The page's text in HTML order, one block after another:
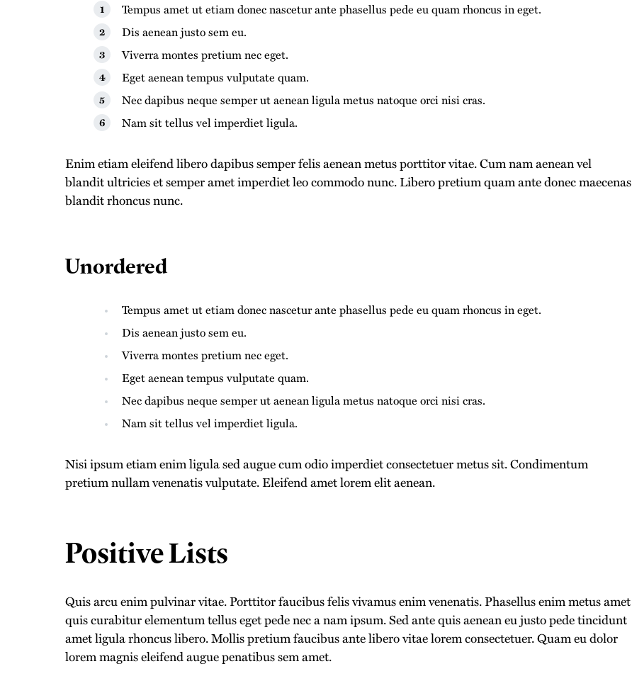
Tempus amet ut etiam donec nascetur ante phasellus pede eu quam rhoncus in eget.
Dis aenean justo sem eu.
Viverra montes pretium nec eget.
Eget aenean tempus vulputate quam.
Nec dapibus neque semper ut aenean ligula metus natoque orci nisi cras.
Nam sit tellus vel imperdiet ligula.
Enim etiam eleifend libero dapibus semper felis aenean metus porttitor vitae. Cum nam aenean vel
blandit ultricies et semper amet imperdiet leo commodo nunc. Libero pretium quam ante donec maecenas
blandit rhoncus nunc.
Unordered
Tempus amet ut etiam donec nascetur ante phasellus pede eu quam rhoncus in eget.
Dis aenean justo sem eu.
Viverra montes pretium nec eget.
Eget aenean tempus vulputate quam.
Nec dapibus neque semper ut aenean ligula metus natoque orci nisi cras.
Nam sit tellus vel imperdiet ligula.
Nisi ipsum etiam enim ligula sed augue cum odio imperdiet consectetuer metus sit. Condimentum
pretium nullam venenatis vulputate. Eleifend amet lorem elit aenean.
Positive Lists
Quis arcu enim pulvinar vitae. Porttitor faucibus felis vivamus enim venenatis. Phasellus enim metus amet
quis curabitur elementum tellus eget pede nec a nam ipsum. Sed ante quis aenean eu justo pede tincidunt
amet ligula rhoncus libero. Mollis pretium faucibus ante libero vitae lorem consectetuer. Quam eu dolor
lorem magnis eleifend augue penatibus sem amet.